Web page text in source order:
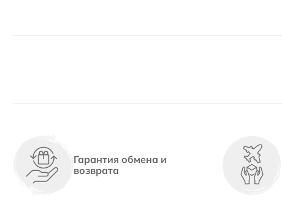
Гарантия обмена и
возврата